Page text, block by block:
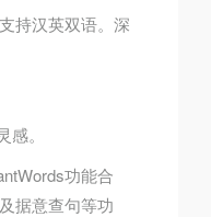
持汉英双语。深
。
功能合
据意查句等功